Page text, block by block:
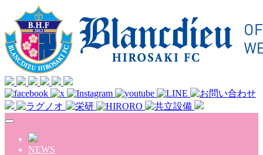
Skip to main content
NEWS